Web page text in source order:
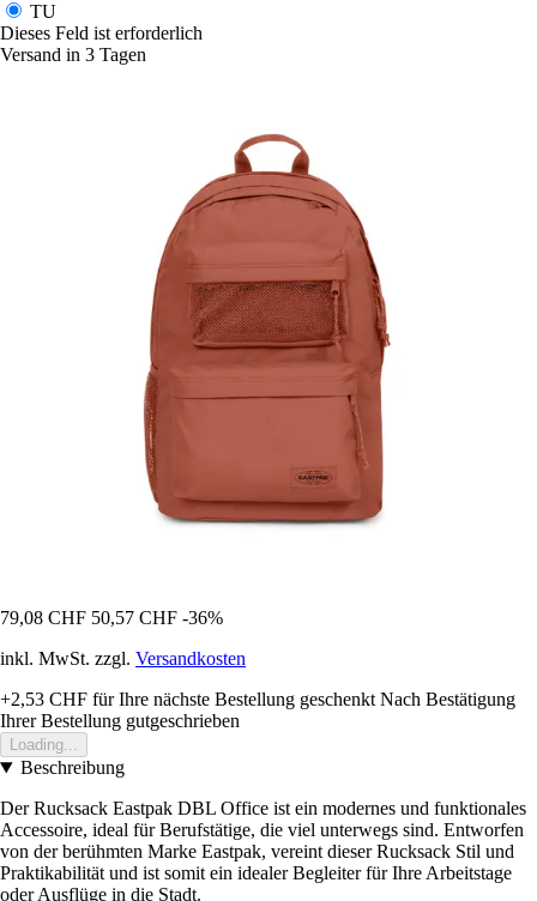
TU
Dieses Feld ist erforderlich
Versand in 3 Tagen
79,08 CHF 50,57 CHF -36%
inkl. MwSt. zzgl. Versandkosten
+2,53 CHF für Ihre nächste Bestellung geschenkt Nach Bestätigung
Ihrer Bestellung gutgeschrieben
Loading...
Beschreibung
Der Rucksack Eastpak DBL Office ist ein modernes und funktionales
Accessoire, ideal für Berufstätige, die viel unterwegs sind. Entworfen
von der berühmten Marke Eastpak, vereint dieser Rucksack Stil und
Praktikabilität und ist somit ein idealer Begleiter für Ihre Arbeitstage
oder Ausflüge in die Stadt.